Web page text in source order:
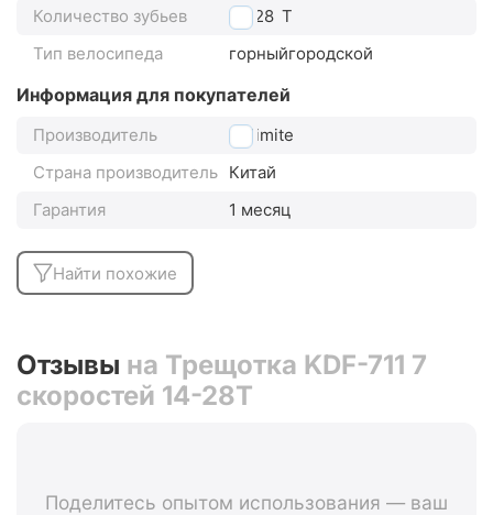
Количество зубьев
14-28 T
Тип велосипеда
горныйгородской
Информация для покупателей
Производитель
Unlimite
Страна производитель Китай
Гарантия
1 месяц
Найти похожие
Отзывы на Трещотка KDF-711 7
скоростей 14-28T
Поделитесь опытом использования — ваш